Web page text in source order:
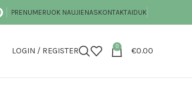
PRENUMERUOK NAUJIENASKONTAKTAIDUK
LOGIN / REGISTER 0 €0.00